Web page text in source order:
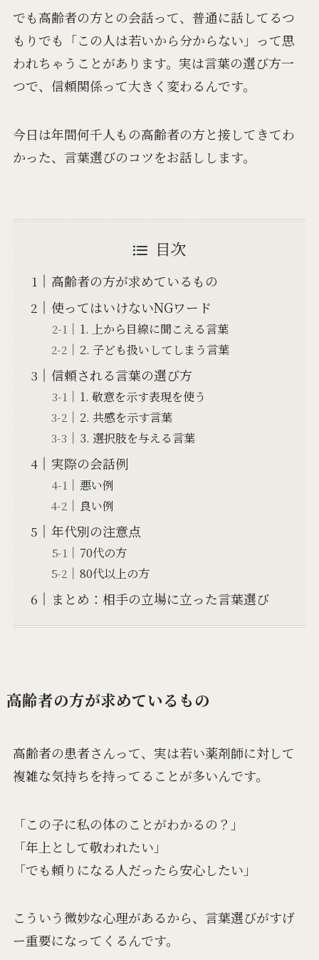
でも高齢者の方との会話って、普通に話してるつ
もりでも「この人は若いから分からない」って思
われちゃうことがあります。実は言葉の選び方一
つで、信頼関係って大きく変わるんです。
今日は年間何千人もの高齢者の方と接してきてわ
かった、言葉選びのコツをお話しします。
目次
高齢者の方が求めているもの
使ってはいけないNGワード
1. 上から目線に聞こえる言葉
2. 子ども扱いしてしまう言葉
信頼される言葉の選び方
1. 敬意を示す表現を使う
2. 共感を示す言葉
3. 選択肢を与える言葉
実際の会話例
悪い例
良い例
年代別の注意点
70代の方
80代以上の方
まとめ：相手の立場に立った言葉選び
高齢者の方が求めているもの
高齢者の患者さんって、実は若い薬剤師に対して
複雑な気持ちを持ってることが多いんです。
「この子に私の体のことがわかるの？」
「年上として敬われたい」
「でも頼りになる人だったら安心したい」
こういう微妙な心理があるから、言葉選びがすげ
ー重要になってくるんです。